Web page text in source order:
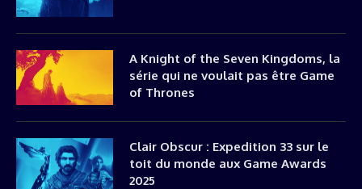
A Knight of the Seven Kingdoms, la
série qui ne voulait pas être Game
of Thrones
Clair Obscur : Expedition 33 sur le
toit du monde aux Game Awards
2025